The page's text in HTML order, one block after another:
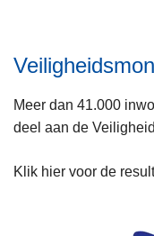
Meer dan 41.000
deel aan de
Klik hier voor de